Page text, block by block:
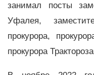
занимал посты
Уфалея,
прокурора,
прокурора